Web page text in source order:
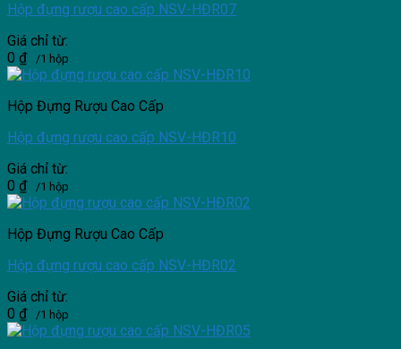
Hộp đựng rượu cao cấp NSV-HĐR07
Giá chỉ từ:
0 ₫ /1 hộp
Hộp Đựng Rượu Cao Cấp
Hộp đựng rượu cao cấp NSV-HĐR10
Giá chỉ từ:
0 ₫ /1 hộp
Hộp Đựng Rượu Cao Cấp
Hộp đựng rượu cao cấp NSV-HĐR02
Giá chỉ từ:
0 ₫ /1 hộp